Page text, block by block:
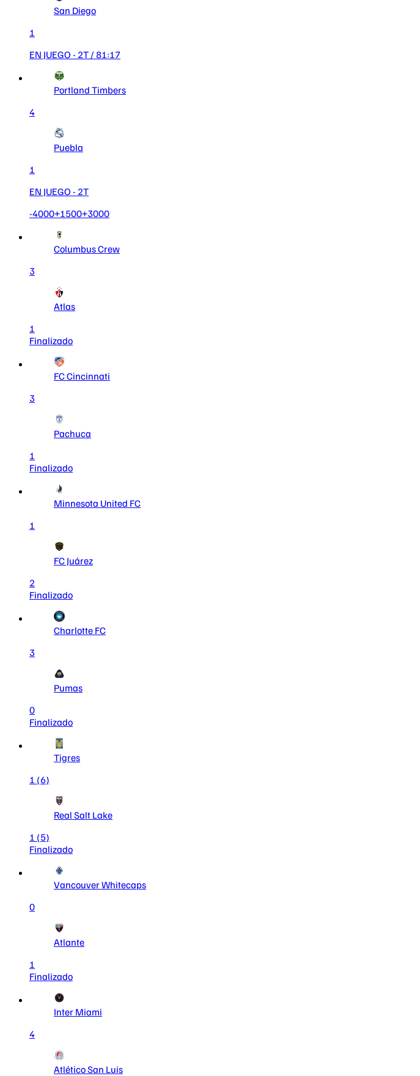
San Diego
1
EN JUEGO - 2T/ 81:18
Portland Timbers
4
Puebla
1
EN JUEGO - 2T
-4000+1500+3000
Columbus Crew
3
Atlas
1
Finalizado
FC Cincinnati
3
Pachuca
1
Finalizado
Minnesota United FC
1
FC Juárez
2
Finalizado
Charlotte FC
3
Pumas
0
Finalizado
Tigres
1 (6)
Real Salt Lake
1 (5)
Finalizado
Vancouver Whitecaps
0
Atlante
1
Finalizado
Inter Miami
4
Atlético San Luis